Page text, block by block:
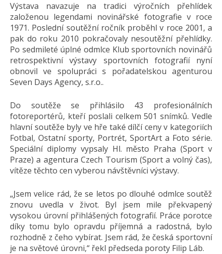
Výstava navazuje na tradici výročních přehlídek
založenou legendami novinářské fotografie v roce
1971. Poslední soutěžní ročník proběhl v roce 2001, a
pak do roku 2010 pokračovaly nesoutěžní přehlídky.
Po sedmileté úplné odmlce Klub sportovních novinářů
retrospektivní výstavy sportovních fotografií nyní
obnovil ve spolupráci s pořadatelskou agenturou
Seven Days Agency, s.r.o..
Do soutěže se přihlásilo 43 profesionálních
fotoreportérů, kteří poslali celkem 501 snímků. Vedle
hlavní soutěže byly ve hře také dílčí ceny v kategoriích
Fotbal, Ostatní sporty, Portrét, SportArt a Foto série.
Speciální diplomy vypsaly Hl. město Praha (Sport v
Praze) a agentura Czech Tourism (Sport a volný čas),
vítěze těchto cen vyberou návštěvníci výstavy.
„Jsem velice rád, že se letos po dlouhé odmlce soutěž
znovu uvedla v život. Byl jsem mile překvapený
vysokou úrovní přihlášených fotografií. Práce porotce
díky tomu bylo opravdu příjemná a radostná, bylo
rozhodně z čeho vybírat. Jsem rád, že česká sportovní
je na světové úrovni,“ řekl předseda poroty Filip Láb.